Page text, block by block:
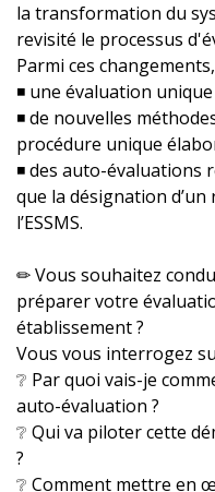
la transformation du
revisité le processus
Parmi ces
◾ une évaluation
◾ de nouvelles
procédure unique
◾ des auto-évaluations
que la désignation
l’ESSMS.
✏ Vous souhaitez
préparer votre
établissement ?
Vous vous interrogez
❔ Par quoi vais-je
auto-évaluation ?
❔ Qui va piloter cette
?
❔ Comment mettre en